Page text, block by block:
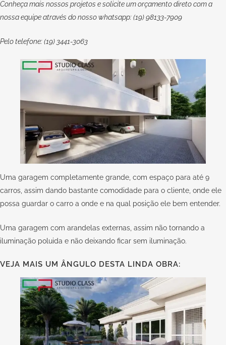
Conheça mais nossos projetos e solicite um orçamento direto com a
nossa equipe através do nosso whatsapp: (19) 98133-7909
Pelo telefone: (19) 3441-3063
Uma garagem completamente grande, com espaço para até 9
carros, assim dando bastante comodidade para o cliente, onde ele
possa guardar o carro a onde e na qual posição ele bem entender.
Uma garagem com arandelas externas, assim não tornando a
iluminação poluida e não deixando ficar sem iluminação.
VEJA MAIS UM ÂNGULO DESTA LINDA OBRA: